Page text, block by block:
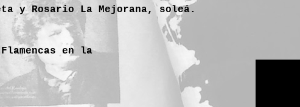
y Rosario La Mejorana, soleá.
en la